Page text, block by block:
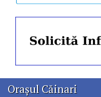
Orașul Căinari